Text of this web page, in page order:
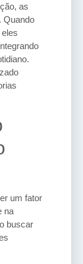
as
Quando
um fator
na
buscar